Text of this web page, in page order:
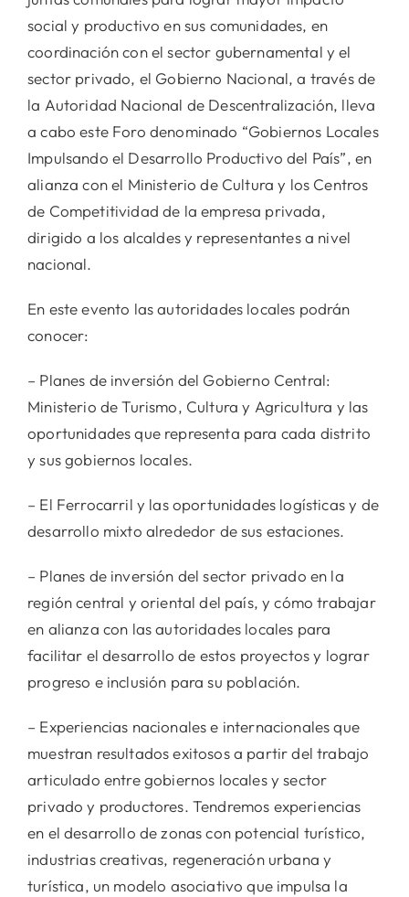
social y productivo en sus comunidades, en
coordinación con el sector gubernamental y el
sector privado, el Gobierno Nacional, a través de
la Autoridad Nacional de Descentralización, lleva
a cabo este Foro denominado “Gobiernos Locales
Impulsando el Desarrollo Productivo del País”, en
alianza con el Ministerio de Cultura y los Centros
de Competitividad de la empresa privada,
dirigido a los alcaldes y representantes a nivel
nacional.
En este evento las autoridades locales podrán
conocer:
– Planes de inversión del Gobierno Central:
Ministerio de Turismo, Cultura y Agricultura y las
oportunidades que representa para cada distrito
y sus gobiernos locales.
– El Ferrocarril y las oportunidades logísticas y de
desarrollo mixto alrededor de sus estaciones.
– Planes de inversión del sector privado en la
región central y oriental del país, y cómo trabajar
en alianza con las autoridades locales para
facilitar el desarrollo de estos proyectos y lograr
progreso e inclusión para su población.
– Experiencias nacionales e internacionales que
muestran resultados exitosos a partir del trabajo
articulado entre gobiernos locales y sector
privado y productores. Tendremos experiencias
en el desarrollo de zonas con potencial turístico,
industrias creativas, regeneración urbana y
turística, un modelo asociativo que impulsa la